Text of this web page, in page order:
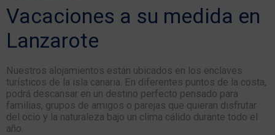
Vacaciones a su medida en
Lanzarote
Nuestros alojamientos están ubicados en los enclaves
turísticos de la isla canaria. En diferentes puntos de la costa,
podrá descansar en un destino perfecto pensado para
familias, grupos de amigos o parejas que quieran disfrutar
del ocio y la naturaleza bajo un clima cálido durante todo el
año.